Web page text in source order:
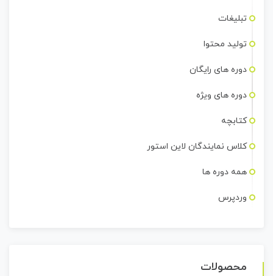
تبلیغات
تولید محتوا
دوره های رایگان
دوره های ویژه
کتابچه
کلاس نمایندگان لاین استور
همه دوره ها
وردپرس
محصولات